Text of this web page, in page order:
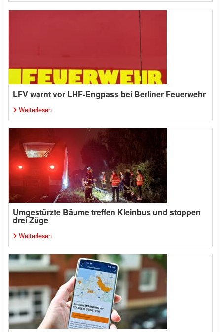
LFV warnt vor LHF-Engpass bei Berliner Feuerwehr
Weiterlesen
Umgestürzte Bäume treffen Kleinbus und stoppen
drei Züge
Weiterlesen